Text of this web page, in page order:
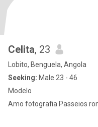
Celita, 23
Lobito, Benguela, Angola
Seeking: Male 23 - 46
Modelo